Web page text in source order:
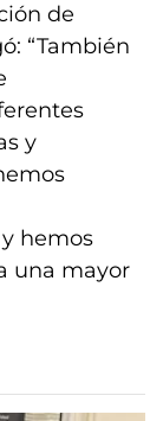
de
“También
y
hemos
una mayor